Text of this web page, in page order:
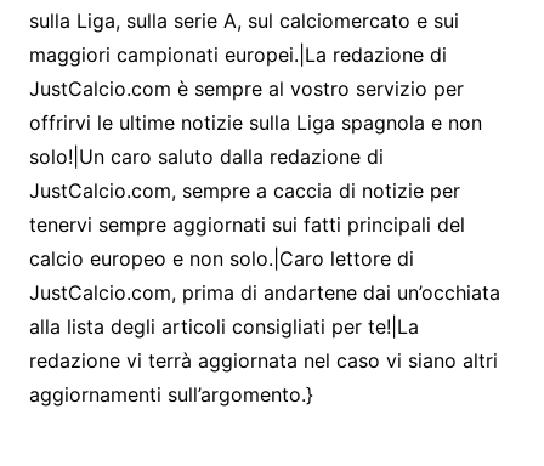
sulla Liga, sulla serie A, sul calciomercato e sui
maggiori campionati europei.|La redazione di
JustCalcio.com è sempre al vostro servizio per
offrirvi le ultime notizie sulla Liga spagnola e non
solo!|Un caro saluto dalla redazione di
JustCalcio.com, sempre a caccia di notizie per
tenervi sempre aggiornati sui fatti principali del
calcio europeo e non solo.|Caro lettore di
JustCalcio.com, prima di andartene dai un’occhiata
alla lista degli articoli consigliati per te!|La
redazione vi terrà aggiornata nel caso vi siano altri
aggiornamenti sull’argomento.}